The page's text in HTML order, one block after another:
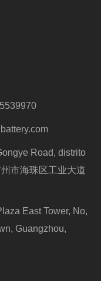
Road, distrito
市海珠区工业大道
East Tower, No,
Guangzhou,